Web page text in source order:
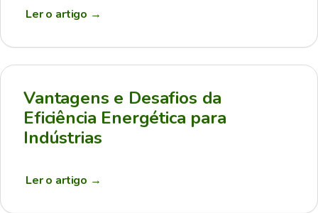
Ler o artigo →
Vantagens e Desafios da
Eficiência Energética para
Indústrias
Ler o artigo →